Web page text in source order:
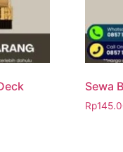
Sewa
Rp